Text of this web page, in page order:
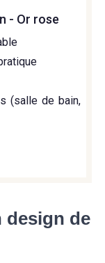
- Or rose
(salle de bain,
design de